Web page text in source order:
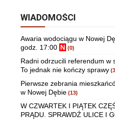
WIADOMOŚCI
Awaria wodociągu w Nowej
godz. 17:00 N (0)
Radni odrzucili referendum w
To jednak nie kończy sprawy
Pierwsze zebrania
w Nowej Dębie (13)
W CZWARTEK I PIĄTEK
PRĄDU. SPRAWDŹ ULICE I